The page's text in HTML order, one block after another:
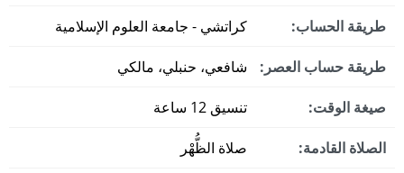
طريقة الحساب: كراتشي - جامعة العلوم الإسلامية
طريقة حساب العصر: شافعي، حنبلي، مالكي
صيغة الوقت: تنسيق 12 ساعة
الصلاة القادمة: صلاة الظُّهْر